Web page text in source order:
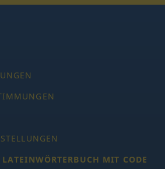
LATEINWÖRTERBUCH MIT CODE